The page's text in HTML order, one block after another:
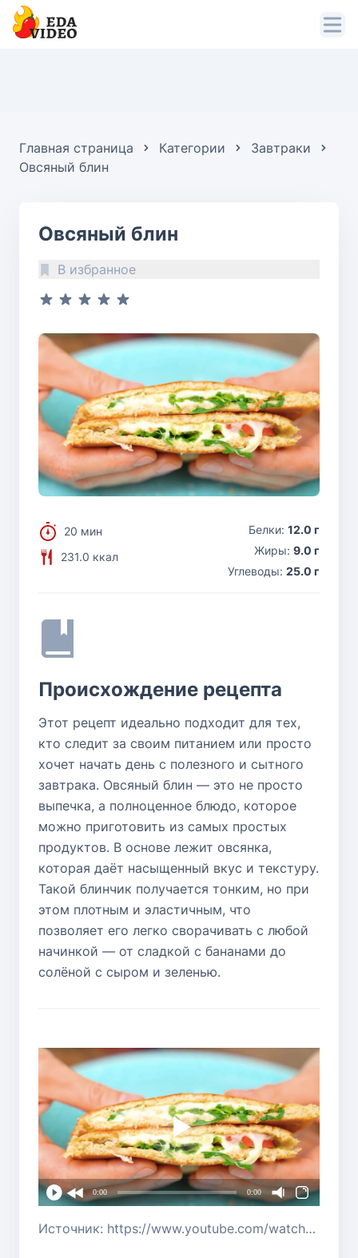
Главная страница Категории
Завтраки
Овсяный блин
Овсяный блин
В избранное
20 мин
231.0 ккал
Белки: 12.0 г
Жиры: 9.0 г
Углеводы: 25.0 г
Происхождение рецепта
Этот рецепт идеально подходит для тех,
кто следит за своим питанием или просто
хочет начать день с полезного и сытного
завтрака. Овсяный блин — это не просто
выпечка, а полноценное блюдо, которое
можно приготовить из самых простых
продуктов. В основе лежит овсянка,
которая даёт насыщенный вкус и текстуру.
Такой блинчик получается тонким, но при
этом плотным и эластичным, что
позволяет его легко сворачивать с любой
начинкой — от сладкой с бананами до
солёной с сыром и зеленью.
0:00 0:00
Источник: https://www.youtube.com/watch?v=CghV1NOSWhs